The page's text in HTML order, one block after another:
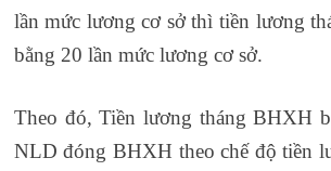
lần mức lương cơ sở thì tiền lương
bằng 20 lần mức lương cơ sở.
Theo đó, Tiền lương tháng BHXH
NLD đóng BHXH theo chế độ tiền